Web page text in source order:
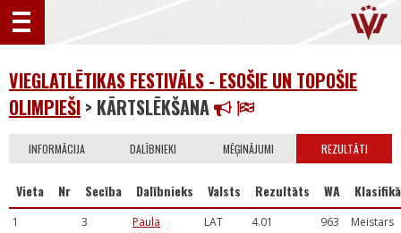
VIEGLATLĒTIKAS FESTIVĀLS - ESOŠIE UN TOPOŠIE
OLIMPIEŠI > KĀRTSLĒKŠANA
INFORMĀCIJA DALĪBNIEKI MĒĢINĀJUMI REZULTĀTI
Vieta Nr Secība Dalībnieks Valsts Rezultāts WA
1 3
Paula
LAT 4.01 963 Meistars